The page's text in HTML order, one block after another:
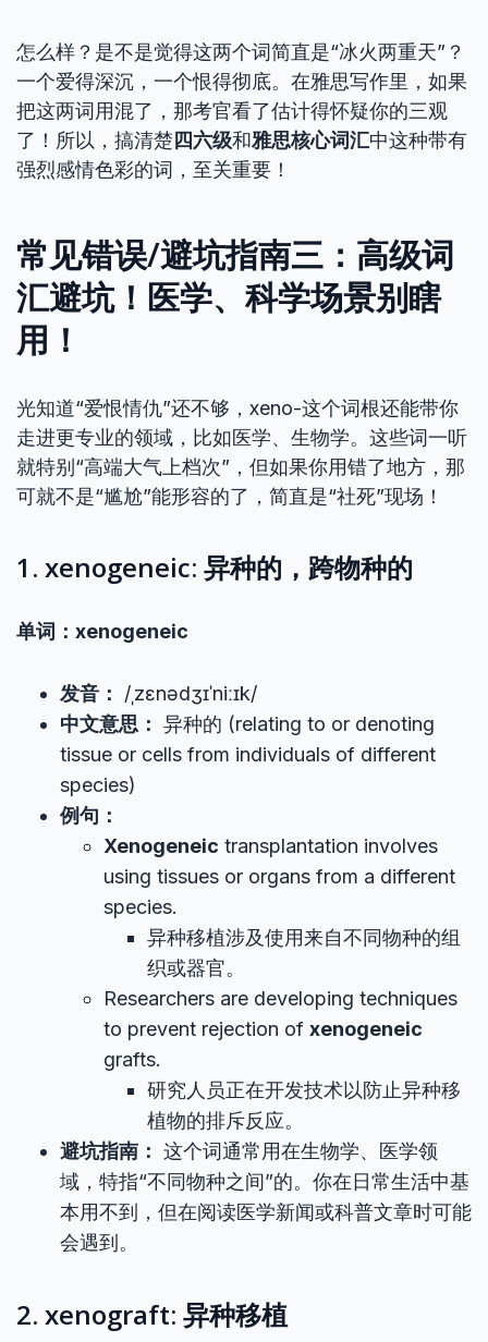
怎么样？是不是觉得这两个词简直是“冰火两重天”？
一个爱得深沉，一个恨得彻底。在雅思写作里，如果
把这两词用混了，那考官看了估计得怀疑你的三观
了！所以，搞清楚 四六级和雅思核心词汇中这种带有
强烈感情色彩的词，至关重要！
常见错误/避坑指南三：高级词
汇避坑！医学、科学场景别瞎
用！
光知道“爱恨情仇”还不够，xeno-这个词根还能带你
走进更专业的领域，比如医学、生物学。这些词一听
就特别“高端大气上档次”，但如果你用错了地方，那
可就不是“尴尬”能形容的了，简直是“社死”现场！
1. xenogeneic: 异种的，跨物种的
单词：xenogeneic
发音：
/ˌzɛnədʒɪˈniːɪk/
中文意思： 异种的 (relating to or denoting
tissue or cells from individuals of different
species)
例句：
Xenogeneic transplantation involves
using tissues or organs from a different
species.
异种移植涉及使用来自不同物种的组
织或器官。
Researchers are developing techniques
to prevent rejection of xenogeneic
grafts.
研究人员正在开发技术以防止异种移
植物的排斥反应。
避坑指南： 这个词通常用在生物学、医学领
域，特指“不同物种之间”的。你在日常生活中基
本用不到，但在阅读医学新闻或科普文章时可能
会遇到。
2. xenograft: 异种移植